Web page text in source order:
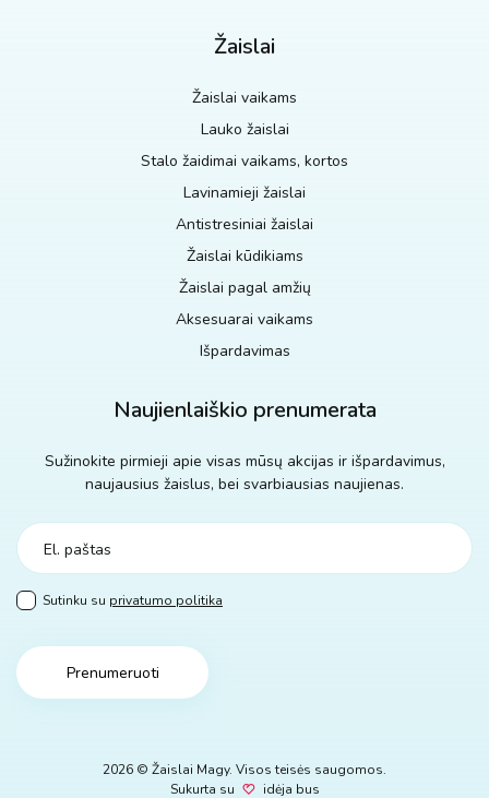
Žaislai
Žaislai vaikams
Lauko žaislai
Stalo žaidimai vaikams, kortos
Lavinamieji žaislai
Antistresiniai žaislai
Žaislai kūdikiams
Žaislai pagal amžių
Aksesuarai vaikams
Išpardavimas
Naujienlaiškio prenumerata
Sužinokite pirmieji apie visas mūsų akcijas ir išpardavimus,
naujausius žaislus, bei svarbiausias naujienas.
Sutinku su privatumo politika
Prenumeruoti
2026 © Žaislai Magy. Visos teisės saugomos.
Sukurta su
idėja bus